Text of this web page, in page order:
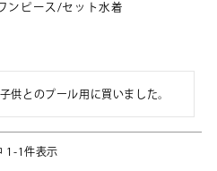
ンピース/セット水着
供とのプール用に買いました。
1 -1件表示